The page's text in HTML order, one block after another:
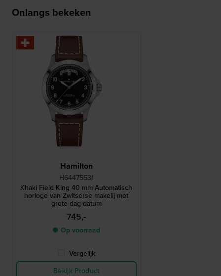
Onlangs bekeken
Hamilton
H64475531
Khaki Field King 40 mm Automatisch
horloge van Zwitserse makelij met
grote dag-datum
745,-
● Op voorraad
Vergelijk
Bekijk Product